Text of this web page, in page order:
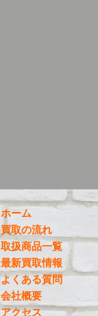
ホーム
買取の流れ
取扱商品一覧
最新買取情報
よくある質問
会社概要
アクセス